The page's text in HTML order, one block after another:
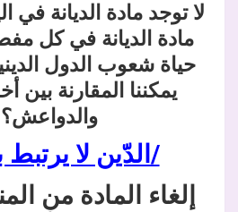
لا توجد مادة الديانة في
مادة الديانة في كل
حياة شعوب الدول
يمكننا المقارنة بين
والدواعش؟
/الدّين لا يرتبط
إلغاء المادة من